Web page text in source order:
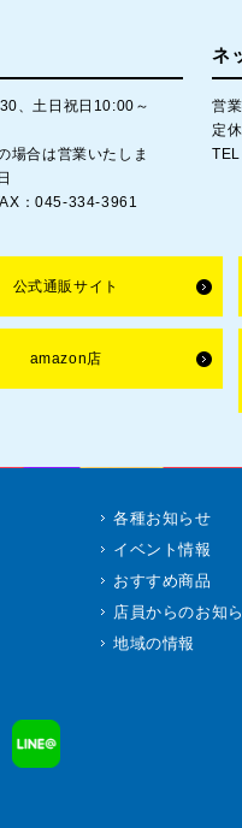
、土日祝日10:00～
場合は営業いたしま
：045-334-3961
ネ
営
定
公式通販サイト
amazon店
各種お知らせ
イベント情報
おすすめ商品
店員からのお知
地域の情報